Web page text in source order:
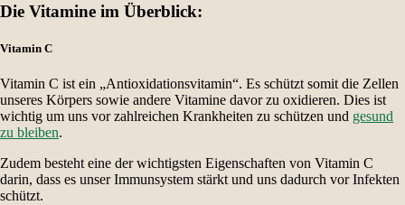
Die Vitamine im Überblick:
Vitamin C
Vitamin C ist ein „Antioxidationsvitamin“. Es schützt somit die Zellen
unseres Körpers sowie andere Vitamine davor zu oxidieren. Dies ist
wichtig um uns vor zahlreichen Krankheiten zu schützen und gesund
zu bleiben.
Zudem besteht eine der wichtigsten Eigenschaften von Vitamin C
darin, dass es unser Immunsystem stärkt und uns dadurch vor Infekten
schützt.